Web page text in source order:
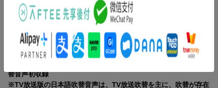
ギョギョ！恐怖はまだ終わっていなかった！
アカデミー賞に輝く製作者リチャード・D・ザナックによる、海洋
パニック・シリーズ第2弾が、遂に4K Ultra HD＋ブルーレイで登
場！
替音声初収録
※TV放送版の日本語吹替音声は、TV放送吹替を主に、吹替が存在